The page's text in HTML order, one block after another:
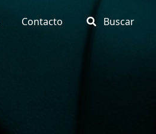
Contacto Buscar